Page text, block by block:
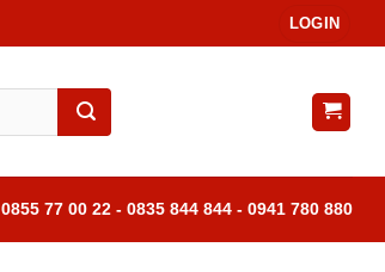
LOGIN
0855 77 00 22 - 0835 844 844 - 0941 780 880